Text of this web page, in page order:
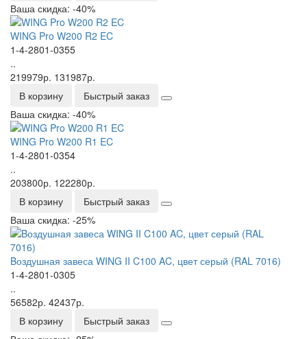
Ваша скидка: -40%
WING Pro W200 R2 EC
1-4-2801-0355
..
219979р. 131987р.
В корзину
Быстрый заказ
Ваша скидка: -40%
WING Pro W200 R1 EC
1-4-2801-0354
..
203800р. 122280р.
В корзину
Быстрый заказ
Ваша скидка: -25%
Bоздушная завеса WING II C100 AC, цвет серый (RAL 7016)
1-4-2801-0305
..
56582р. 42437р.
В корзину
Быстрый заказ